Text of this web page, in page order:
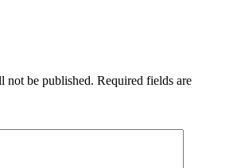
not be published. Required fields are